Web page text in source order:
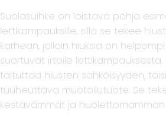
Suolasuihke on loistava pohja
lettikampauksille, sillä se tekee
karhean, jolloin hiuksia on
suortuvat irtoile lettikampauksesta.
taltuttaa hiusten sähköisyyden,
tuuheuttava muotoilutuote. Se
kestävämmät ja huolettomamman